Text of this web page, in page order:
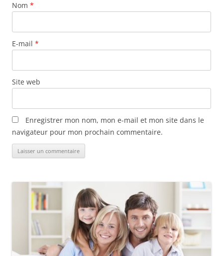
Nom *
E-mail *
Site web
Enregistrer mon nom, mon e-mail et mon site dans le
navigateur pour mon prochain commentaire.